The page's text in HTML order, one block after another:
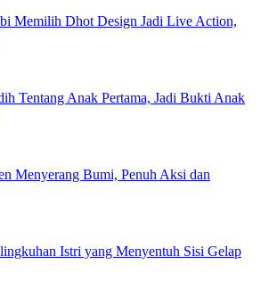
Memilih Dhot Design Jadi Live Action,
Tentang Anak Pertama, Jadi Bukti Anak
Menyerang Bumi, Penuh Aksi dan
Istri yang Menyentuh Sisi Gelap